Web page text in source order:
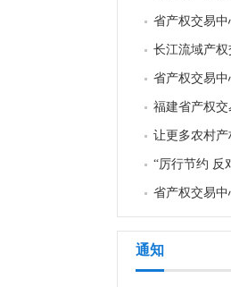
省产权交易
长江流域产
省产权交易
福建省产权
让更多农村
“厉行节约 反
省产权交易
通知